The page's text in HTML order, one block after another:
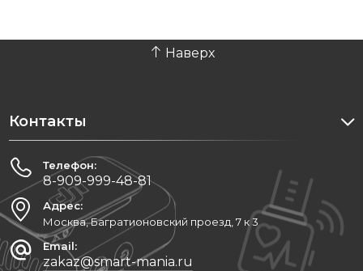
Наверх
Контакты
Телефон:
8-909-999-48-81
Адрес:
Москва, Багратионовский проезд, 7 к 3
Email:
zakaz@smart-mania.ru